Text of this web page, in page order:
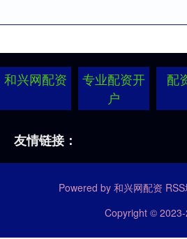
和兴网配资
专业配资开
户
配
友情链接：
Powered by 和兴网配资
Copyright ©